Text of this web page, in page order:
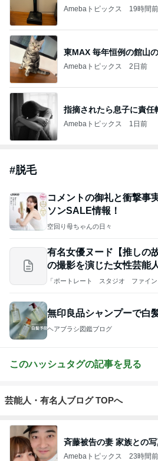
Amebaトピックス 19時間前
東MAX 毎年恒例の館山
Amebaトピックス 2日前
指摘されたら息子に責任
Amebaトピックス 1日前
#脱毛
コメントの御礼と衝撃事
ソンSALE情報！
空回り母ちゃんの日々
有名女優ヌード【推しの
の撮影を演じた女性芸能
「ポートレート スタジオ ファイン」 ＝「ファ
無印良品シャンプーで白
ヘアブラシ図鑑ブログ
このハッシュタグの記事を見る
芸能人・有名人ブログ TOPへ
斉藤被告の妻 家族との
Amebaトピックス 23時間前